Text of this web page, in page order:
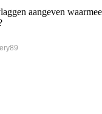
aangeven waarmee